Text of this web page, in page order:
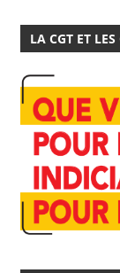
LA CGT ET